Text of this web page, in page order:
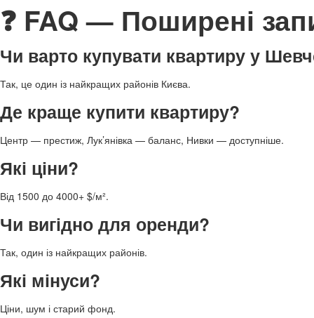
❓ FAQ — Поширені
Чи варто купувати квартиру у
Так, це один із найкращих районів Києва.
Де краще купити квартиру?
Центр — престиж, Лук’янівка — баланс, Нивки — доступніше.
Які ціни?
Від 1500 до 4000+ $/м².
Чи вигідно для оренди?
Так, один із найкращих районів.
Які мінуси?
Ціни, шум і старий фонд.